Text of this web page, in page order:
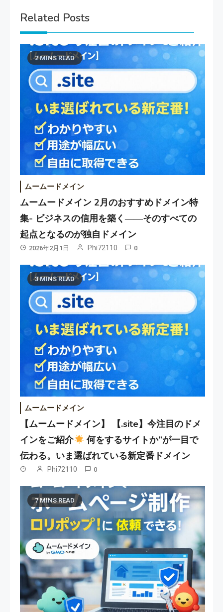
Related Posts
2 MINS READ
ムームードメイン
ムームードメイン 2月のおすすめドメイン特
集- ビジネスの信用を築く――そのすべての
起点となるのが独自ドメイン
2026年2月1日 Phi72110 0
3 MINS READ
ムームードメイン
【ムームードメイン】 【.site】今注目のドメ
インをご紹介
何をするサイトか”が一目で
伝わる。いま選ばれている新定番ドメイン
Phi72110 0
7 MINS READ